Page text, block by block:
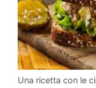
Una ricetta con le